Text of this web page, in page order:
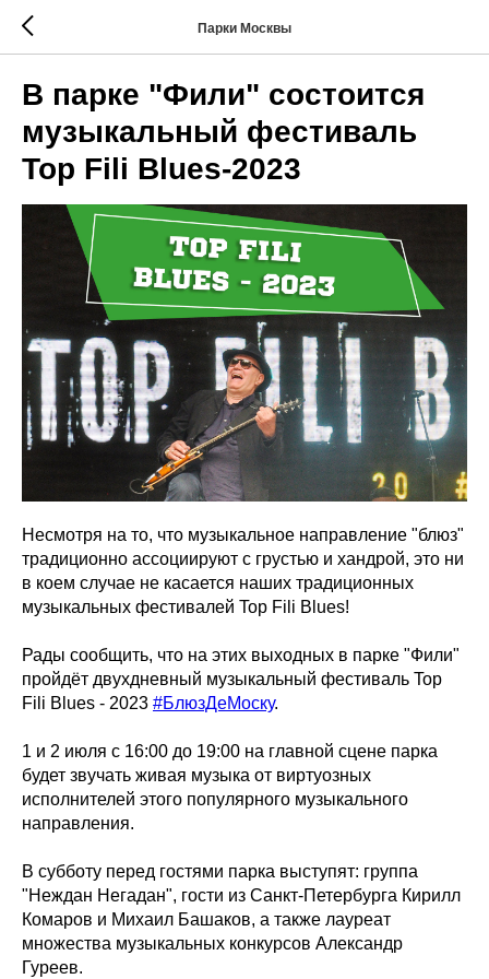
Парки Москвы
В парке "Фили" состоится
музыкальный фестиваль
Top Fili Blues-2023
Несмотря на то, что музыкальное направление "блюз"
традиционно ассоциируют с грустью и хандрой, это ни
в коем случае не касается наших традиционных
музыкальных фестивалей Top Fili Blues!
Рады сообщить, что на этих выходных в парке "Фили"
пройдёт двухдневный музыкальный фестиваль Top
Fili Blues - 2023 #БлюзДеМоску.
1 и 2 июля с 16:00 до 19:00 на главной сцене парка
будет звучать живая музыка от виртуозных
исполнителей этого популярного музыкального
направления.
В субботу перед гостями парка выступят: группа
"Неждан Негадан", гости из Санкт-Петербурга Кирилл
Комаров и Михаил Башаков, а также лауреат
множества музыкальных конкурсов Александр
Гуреев.